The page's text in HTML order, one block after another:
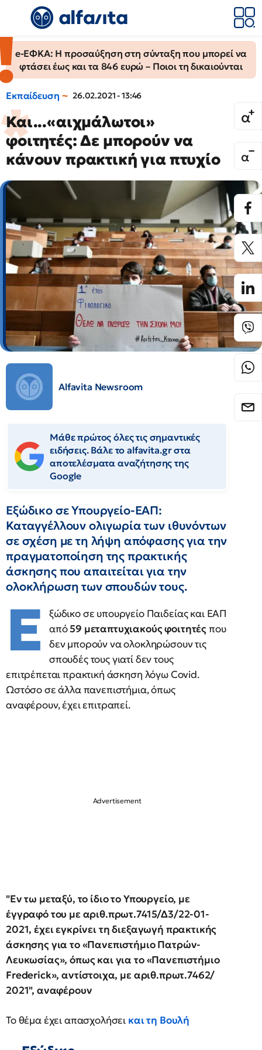
e-ΕΦΚΑ: Η προσαύξηση στη σύνταξη που μπορεί να
φτάσει έως και τα 846 ευρώ – Ποιοι τη δικαιούνται
Εκπαίδευση 26.02.2021 - 13:46
Και...«αιχμάλωτοι»
φοιτητές: Δε μπορούν να
κάνουν πρακτική για πτυχίο
Alfavita Newsroom
Μάθε πρώτος όλες τις σημαντικές
ειδήσεις. Βάλε το alfavita.gr στα
αποτελέσματα αναζήτησης της
Google
Εξώδικο σε Υπουργείο-ΕΑΠ:
Καταγγέλλουν ολιγωρία των ιθυνόντων
σε σχέση με τη λήψη απόφασης για την
πραγματοποίηση της πρακτικής
άσκησης που απαιτείται για την
ολοκλήρωση των σπουδών τους.
Ε
ξώδικο σε υπουργείο Παιδείας και ΕΑΠ
από59 μεταπτυχιακούς φοιτητέςπου
δεν μπορούν να ολοκληρώσουν τις
σπουδές τους γιατί δεν τους
επιτρέπεται πρακτική άσκηση λόγω Covid.
Ωστόσο σε άλλα πανεπιστήμια, όπως
αναφέρουν, έχει επιτραπεί.
"Εν τω μεταξύ, το ίδιο το Υπουργείο, με
έγγραφό του με αριθ.πρωτ.7415/Δ3/22-01-
2021, έχει εγκρίνει τη διεξαγωγή πρακτικής
άσκησης για το «Πανεπιστήμιο Πατρών-
Λευκωσίας», όπως και για το «Πανεπιστήμιο
Frederick», αντίστοιχα, με αριθ.πρωτ.7462/
2021", αναφέρουν
Το θέμα έχει απασχολήσει και τη Βουλή